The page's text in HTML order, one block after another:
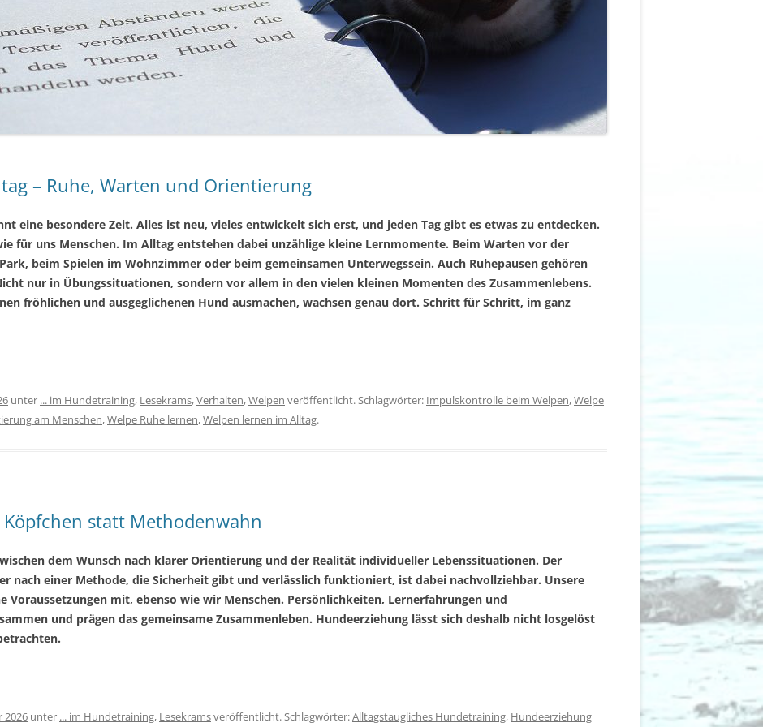
– Ruhe, Warten und Orientierung
eine besondere Zeit. Alles ist neu, vieles entwickelt sich erst, und jeden Tag gibt es etwas zu entdecken.
für uns Menschen. Im Alltag entstehen dabei unzählige kleine Lernmomente. Beim Warten vor der
beim Spielen im Wohnzimmer oder beim gemeinsamen Unterwegssein. Auch Ruhepausen gehören
nur in Übungssituationen, sondern vor allem in den vielen kleinen Momenten des Zusammenlebens.
fröhlichen und ausgeglichenen Hund ausmachen, wachsen genau dort. Schritt für Schritt, im ganz
unter ... im Hundetraining, Lesekrams,Verhalten,Welpen veröffentlicht. Schlagwörter: Impulskontrolle beim Welpen,Welpe
am Menschen,Welpe Ruhe lernen,Welpen lernen im Alltag.
statt Methodenwahn
dem Wunsch nach klarer Orientierung und der Realität individueller Lebenssituationen. Der
nach einer Methode, die Sicherheit gibt und verlässlich funktioniert, ist dabei nachvollziehbar. Unsere
Voraussetzungen mit, ebenso wie wir Menschen. Persönlichkeiten, Lernerfahrungen und
und prägen das gemeinsame Zusammenleben. Hundeerziehung lässt sich deshalb nicht losgelöst
2026 unter ... im Hundetraining, Lesekramsveröffentlicht. Schlagwörter:Alltagstaugliches Hundetraining, Hundeerziehung